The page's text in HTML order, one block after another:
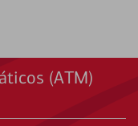
(ATM)